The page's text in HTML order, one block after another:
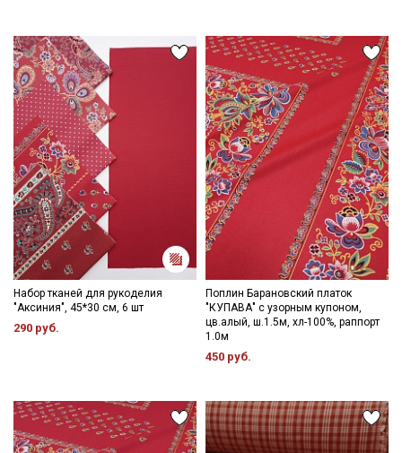
Набор тканей для рукоделия
"Аксиния", 45*30 см, 6 шт
290 руб.
Поплин Барановский платок
"КУПАВА" с узорным купоном,
цв.алый, ш.1.5м, хл-100%, раппорт
1.0м
450 руб.